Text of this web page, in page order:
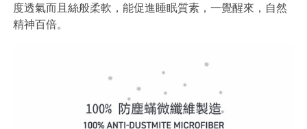
度透氣而且絲般柔軟，能促進睡眠質素，一覺醒來，自然
精神百倍。